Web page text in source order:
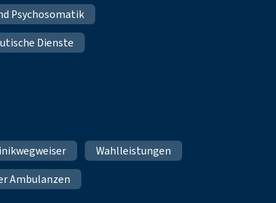
Psychosomatik
Dienste
Wahlleistungen
Ambulanzen